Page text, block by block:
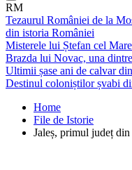
RM
Tezaurul României de la
din istoria României
Misterele lui Ștefan cel
Brazda lui Novac, una
Ultimii șase ani de calvar
Destinul coloniștilor șvabi
Home
File de Istorie
Jaleș, primul județ din